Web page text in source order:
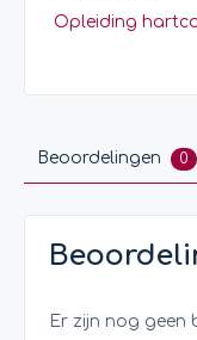
Opleiding
Beoordelingen 0
Er zijn nog geen